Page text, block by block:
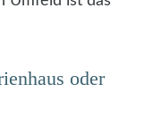
oder